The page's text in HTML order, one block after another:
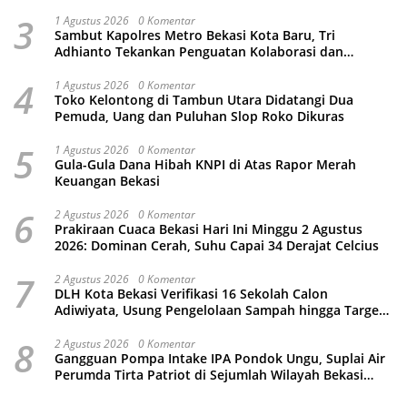
3 1 Agustus 2026 0 Komentar
Sambut Kapolres Metro Bekasi Kota Baru, Tri
Adhianto Tekankan Penguatan Kolaborasi dan
4 1 Agustus 2026 0 Komentar
Toko Kelontong di Tambun Utara Didatangi Dua
Pemuda, Uang dan Puluhan Slop Roko Dikuras
5 1 Agustus 2026 0 Komentar
Gula-Gula Dana Hibah KNPI di Atas Rapor Merah
Keuangan Bekasi
6 2 Agustus 2026 0 Komentar
Prakiraan Cuaca Bekasi Hari Ini Minggu 2 Agustus
2026: Dominan Cerah, Suhu Capai 34 Derajat Celcius
7 2 Agustus 2026 0 Komentar
DLH Kota Bekasi Verifikasi 16 Sekolah Calon
Adiwiyata, Usung Pengelolaan Sampah hingga Target
8 2 Agustus 2026 0 Komentar
Gangguan Pompa Intake IPA Pondok Ungu, Suplai Air
Perumda Tirta Patriot di Sejumlah Wilayah Bekasi